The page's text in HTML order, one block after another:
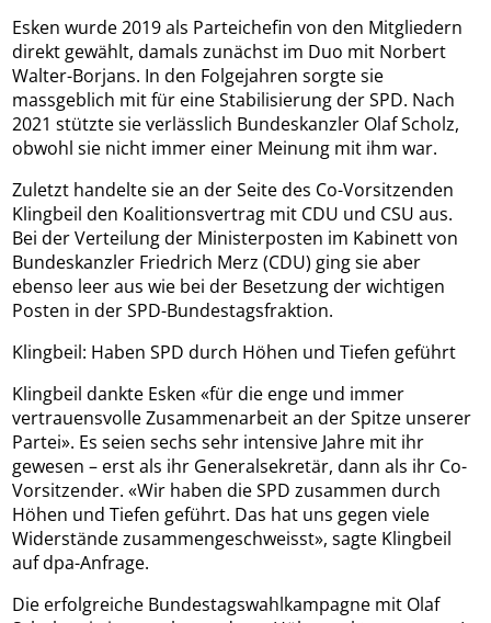
Esken wurde 2019 als Parteichefin von den Mitgliedern
direkt gewählt, damals zunächst im Duo mit Norbert
Walter-Borjans. In den Folgejahren sorgte sie
massgeblich mit für eine Stabilisierung der SPD. Nach
2021 stützte sie verlässlich Bundeskanzler Olaf Scholz,
obwohl sie nicht immer einer Meinung mit ihm war.
Zuletzt handelte sie an der Seite des Co-Vorsitzenden
Klingbeil den Koalitionsvertrag mit CDU und CSU aus.
Bei der Verteilung der Ministerposten im Kabinett von
Bundeskanzler Friedrich Merz (CDU) ging sie aber
ebenso leer aus wie bei der Besetzung der wichtigen
Posten in der SPD-Bundestagsfraktion.
Klingbeil: Haben SPD durch Höhen und Tiefen geführt
Klingbeil dankte Esken «für die enge und immer
vertrauensvolle Zusammenarbeit an der Spitze unserer
Partei». Es seien sechs sehr intensive Jahre mit ihr
gewesen – erst als ihr Generalsekretär, dann als ihr Co-
Vorsitzender. «Wir haben die SPD zusammen durch
Höhen und Tiefen geführt. Das hat uns gegen viele
Widerstände zusammengeschweisst», sagte Klingbeil
auf dpa-Anfrage.
Die erfolgreiche Bundestagswahlkampagne mit Olaf